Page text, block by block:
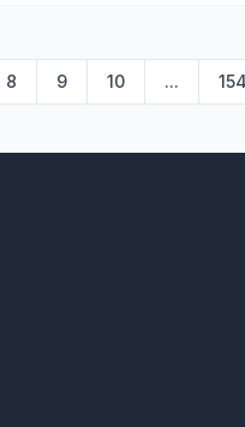
8 9 10 ... 154